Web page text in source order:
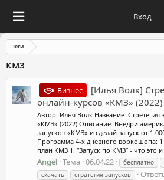
Вход
Теги
кмз
Бизнес
[Илья Волк]
онлайн-курсов «КМЗ» (2022)
Автор: Илья Волк Название: Стретегия
«КМЗ» (2022) Описание: Внедри
запусков «КМЗ» и сделай запуск от
Программа 4-х дневного воркошопа: 1
план КМЗ 1. “Запуск по КМЗ” - что это и
Angel Тема 06.04.22 бесплатно
скачать
стратегия запусков